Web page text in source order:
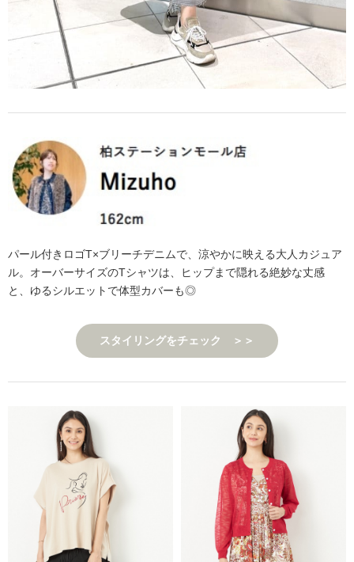
パール付きロゴT×ブリーチデニムで、涼やかに映える大人カジュア
ル。オーバーサイズのTシャツは、ヒップまで隠れる絶妙な丈感
と、ゆるシルエットで体型カバーも◎
スタイリングをチェック ＞＞